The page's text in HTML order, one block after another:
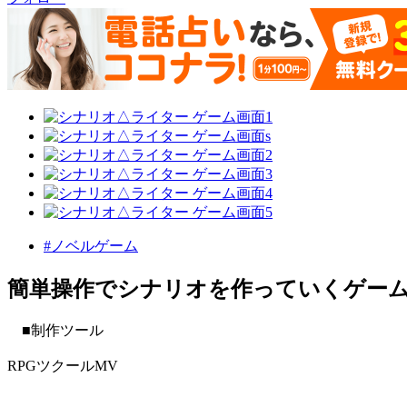
#ノベルゲーム
簡単操作でシナリオを作っていくゲー
■制作ツール
RPGツクールMV